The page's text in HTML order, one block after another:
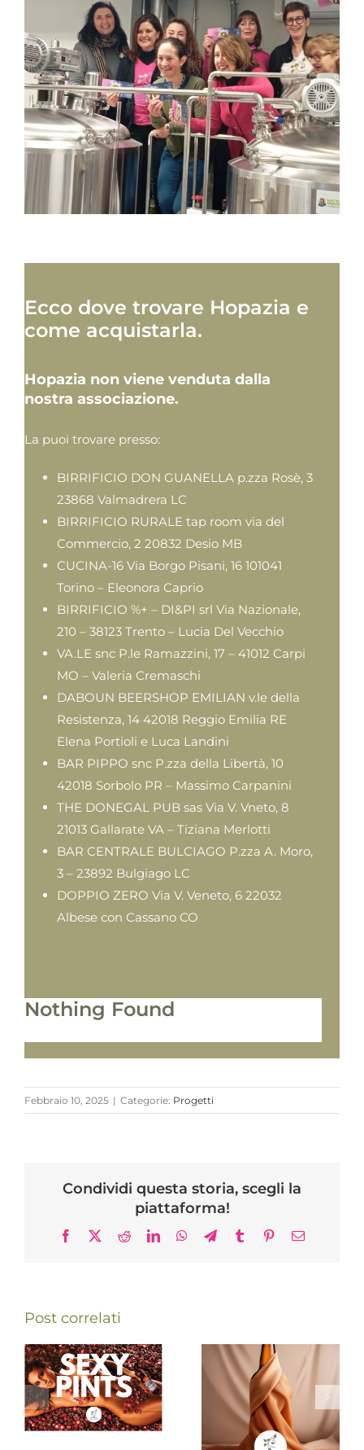
Ecco dove trovare Hopazia e
come acquistarla.
Hopazia non viene venduta dalla
nostra associazione.
La puoi trovare presso:
BIRRIFICIO DON GUANELLA p.zza Rosè, 3
23868 Valmadrera LC
BIRRIFICIO RURALE tap room via del
Commercio, 2 20832 Desio MB
CUCINA-16 Via Borgo Pisani, 16 101041
Torino – Eleonora Caprio
BIRRIFICIO %+ – DI&PI srl Via Nazionale,
210 – 38123 Trento – Lucia Del Vecchio
VA.LE snc P.le Ramazzini, 17 – 41012 Carpi
MO – Valeria Cremaschi
DABOUN BEERSHOP EMILIAN v.le della
Resistenza, 14 42018 Reggio Emilia RE
Elena Portioli e Luca Landini
BAR PIPPO snc P.zza della Libertà, 10
42018 Sorbolo PR – Massimo Carpanini
THE DONEGAL PUB sas Via V. Vneto, 8
21013 Gallarate VA – Tiziana Merlotti
BAR CENTRALE BULCIAGO P.zza A. Moro,
3 – 23892 Bulgiago LC
DOPPIO ZERO Via V. Veneto, 6 22032
Albese con Cassano CO
Nothing Found
Febbraio 10, 2025 | Categorie: Progetti
Condividi questa storia, scegli la
piattaforma!
Facebook RedditLinkedInWhatsApp
TelegramTumblr PinterestEmail
Post correlati
Womens
collaboration:
un regalo di
Natale